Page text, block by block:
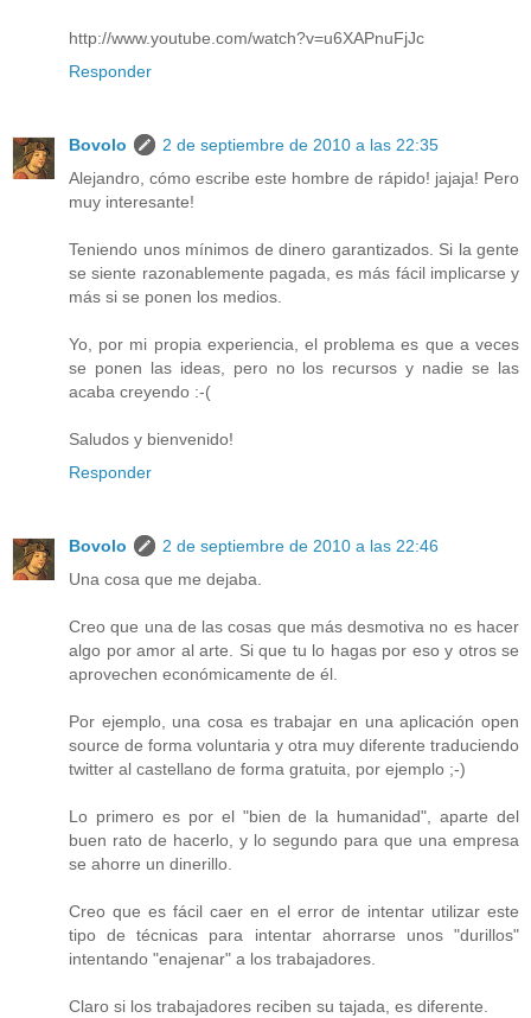
http://www.youtube.com/watch?v=u6XAPnuFjJc
Responder
Bovolo
2 de septiembre de 2010 a las 22:35
Alejandro, cómo escribe este hombre de rápido! jajaja! Pero
muy interesante!
Teniendo unos mínimos de dinero garantizados. Si la gente
se siente razonablemente pagada, es más fácil implicarse y
más si se ponen los medios.
Yo, por mi propia experiencia, el problema es que a veces
se ponen las ideas, pero no los recursos y nadie se las
acaba creyendo :-(
Saludos y bienvenido!
Responder
Bovolo
2 de septiembre de 2010 a las 22:46
Una cosa que me dejaba.
Creo que una de las cosas que más desmotiva no es hacer
algo por amor al arte. Si que tu lo hagas por eso y otros se
aprovechen económicamente de él.
Por ejemplo, una cosa es trabajar en una aplicación open
source de forma voluntaria y otra muy diferente traduciendo
twitter al castellano de forma gratuita, por ejemplo ;-)
Lo primero es por el "bien de la humanidad", aparte del
buen rato de hacerlo, y lo segundo para que una empresa
se ahorre un dinerillo.
Creo que es fácil caer en el error de intentar utilizar este
tipo de técnicas para intentar ahorrarse unos "durillos"
intentando "enajenar" a los trabajadores.
Claro si los trabajadores reciben su tajada, es diferente.